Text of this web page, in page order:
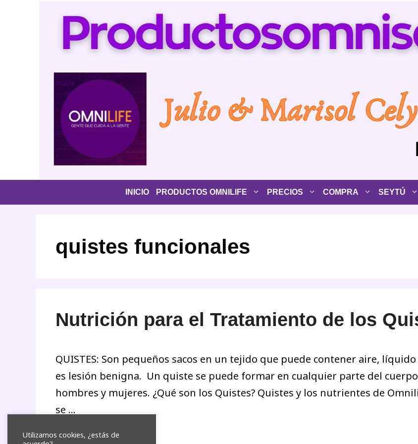
INICIO PRODUCTOS OMNILIFE PRECIOS COMPRA SEYTÚ
quistes funcionales
Nutrición para el Tratamiento de los
QUISTES: Son pequeños sacos en un tejido que puede contener aire,
es lesión benigna. Un quiste se puede formar en cualquier parte del
hombres y mujeres. ¿Qué son los Quistes? Quistes y los nutrientes de
se …
Utilizamos cookies, ¿estás de